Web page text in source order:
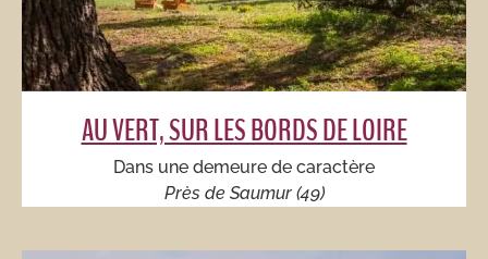
AU VERT, SUR LES BORDS DE LOIRE​
Dans une demeure de caractère​​
Près de Saumur (49)